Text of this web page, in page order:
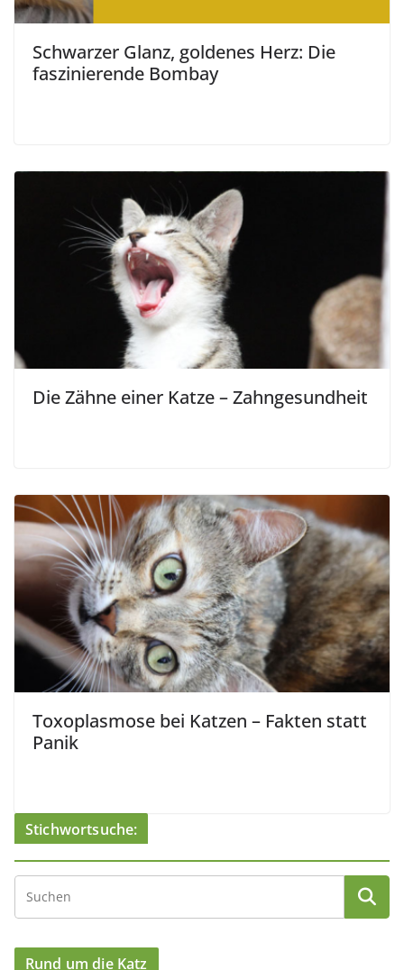
Schwarzer Glanz, goldenes Herz: Die
faszinierende Bombay
Die Zähne einer Katze – Zahngesundheit
Toxoplasmose bei Katzen – Fakten statt
Panik
Stichwortsuche:
Rund um die Katz